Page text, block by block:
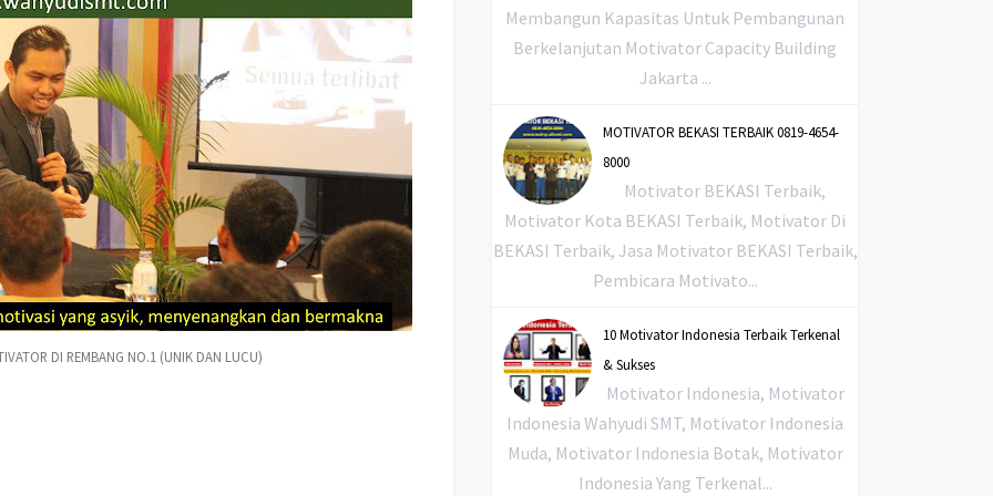
DI REMBANG NO.1 (UNIK DAN LUCU)
Membangun Kapasitas Untuk Pembangunan
Berkelanjutan Motivator Capacity Building
Jakarta ...
MOTIVATOR BEKASI TERBAIK 0819-4654-
8000
Motivator BEKASI Terbaik,
Motivator Kota BEKASI Terbaik, Motivator Di
BEKASI Terbaik, Jasa Motivator BEKASI Terbaik,
Pembicara Motivato...
10 Motivator Indonesia Terbaik Terkenal
& Sukses
Motivator Indonesia, Motivator
Indonesia Wahyudi SMT, Motivator Indonesia
Muda, Motivator Indonesia Botak, Motivator
Indonesia Yang Terkenal...